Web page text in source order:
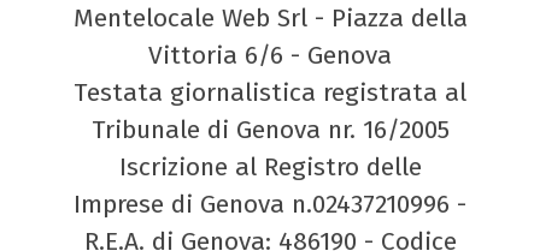
Mentelocale Web Srl - Piazza della
Vittoria 6/6 - Genova
Testata giornalistica registrata al
Tribunale di Genova nr. 16/2005
Iscrizione al Registro delle
Imprese di Genova n.02437210996 -
R.E.A. di Genova: 486190 - Codice